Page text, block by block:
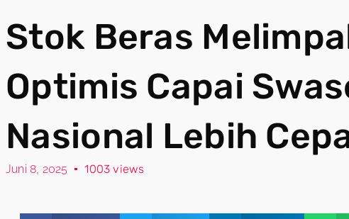
Stok Beras
Optimis Capai
Nasional Lebih
Juni 8, 2025 1003 views